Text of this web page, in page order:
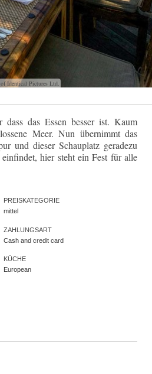
Identical Pictures Ltd.
das Essen besser ist. Kaum
Meer. Nun übernimmt das
und dieser Schauplatz geradezu
hier steht ein Fest für alle
PREISKATEGORIE
mittel
ZAHLUNGSART
Cash and credit card
KÜCHE
European